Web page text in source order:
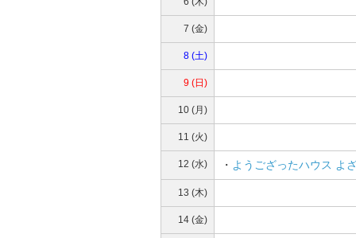
7 (金)
8 (土)
9 (日)
10 (月)
11 (火)
12 (水) ・ ようござったハウス よ
13 (木)
14 (金)